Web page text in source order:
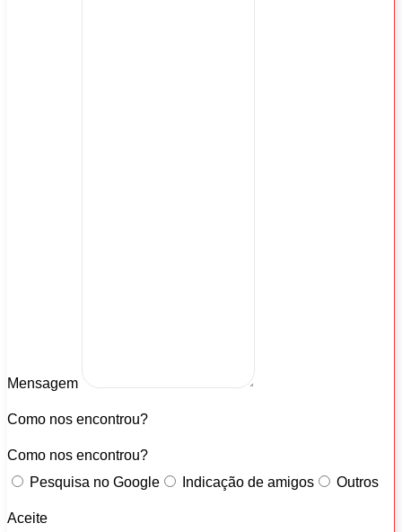
Mensagem
Como nos encontrou?
Como nos encontrou?
Pesquisa no Google
Indicação de amigos Outros
Aceite